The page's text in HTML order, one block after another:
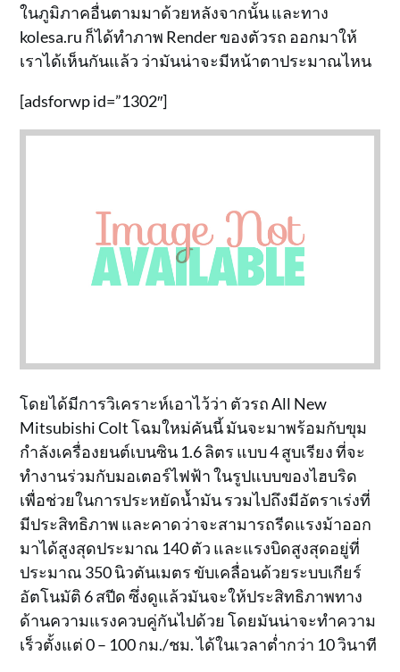
ในภูมิภาคอื่นตามมาด้วยหลังจากนั้น และทาง
kolesa.ru ก็ได้ทำภาพ Render ของตัวรถ ออกมาให้
เราได้เห็นกันแล้ว ว่ามันน่าจะมีหน้าตาประมาณไหน
[adsforwp id=”1302″]
โดยได้มีการวิเคราะห์เอาไว้ว่า ตัวรถ All New
Mitsubishi Colt โฉมใหม่คันนี้ มันจะมาพร้อมกับขุม
กำลังเครื่องยนต์เบนซิน 1.6 ลิตร แบบ 4 สูบเรียง ที่จะ
ทำงานร่วมกับมอเตอร์ไฟฟ้า ในรูปแบบของไฮบริด
เพื่อช่วยในการประหยัดน้ำมัน รวมไปถึงมีอัตราเร่งที่
มีประสิทธิภาพ และคาดว่าจะสามารถรีดแรงม้าออก
มาได้สูงสุดประมาณ 140 ตัว และแรงบิดสูงสุดอยู่ที่
ประมาณ 350 นิวตันเมตร ขับเคลื่อนด้วยระบบเกียร์
อัตโนมัติ 6 สปีด ซึ่งดูแล้วมันจะให้ประสิทธิภาพทาง
ด้านความแรงควบคู่กันไปด้วย โดยมันน่าจะทำความ
เร็วตั้งแต่ 0 – 100 กม./ชม. ได้ในเวลาต่ำกว่า 10 วินาที